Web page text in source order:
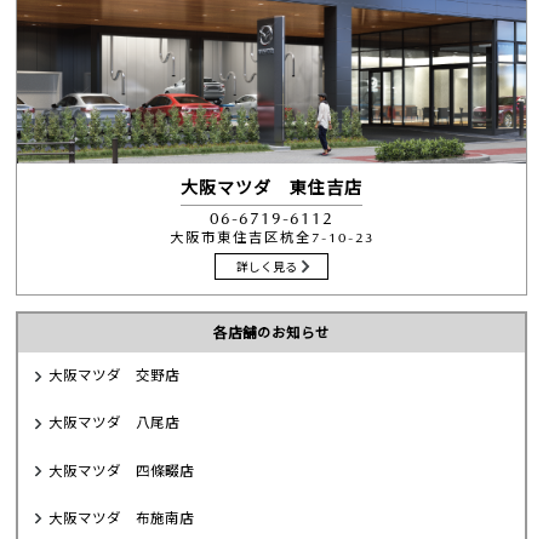
大阪マツダ 東住吉店
06-6719-6112
大阪市東住吉区杭全7-10-23
詳しく見る
各店舗のお知らせ
大阪マツダ 交野店
大阪マツダ 八尾店
大阪マツダ 四條畷店
大阪マツダ 布施南店